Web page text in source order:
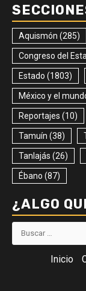
Aquismón (285)
Congreso del
Estado (1803)
México y el
Reportajes (10)
Tamuín (38)
Tanlajás (26)
Ébano (87)
¿ALGO
Buscar:
Inicio